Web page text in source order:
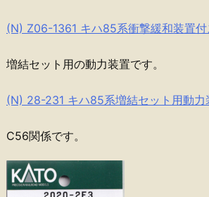
(N) Z06-1361 キハ85系衝撃緩和装置付
増結セット用の動力装置です。
(N) 28-231 キハ85系増結セット用動力
C56関係です。